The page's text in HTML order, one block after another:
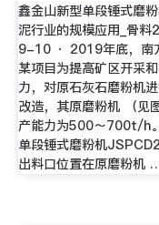
鑫金山新型单段锤式磨
泥行业的规模应用_骨
9-10 · 2019年底，南
某项目为提高矿区开采
力，对原石灰石磨粉机
改造，其原磨粉机 （见
产能力为500～700t/h
单段锤式磨粉机
出料口位置在原磨粉机